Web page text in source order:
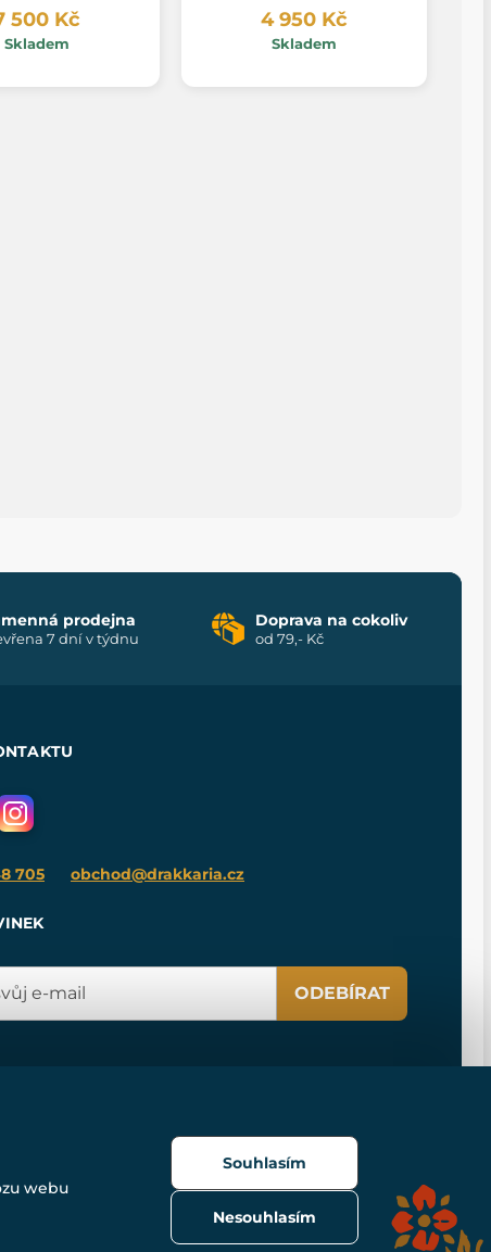
500 Kč
Skladem
4 950 Kč
Skladem
prodejna
7 dní v týdnu
Doprava na cokoliv
od 79,- Kč
705 obchod@drakkaria.cz
ODEBÍRAT
webu
Nesouhlasím
Souhlasím